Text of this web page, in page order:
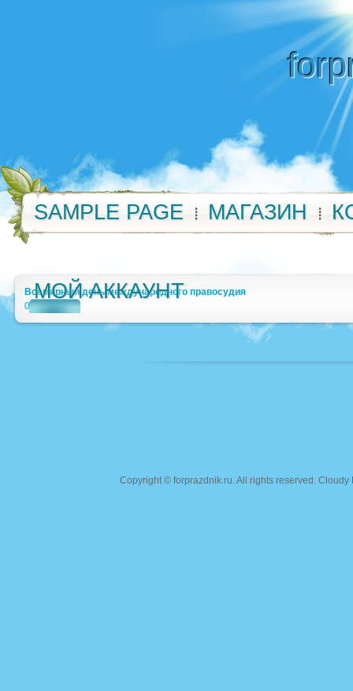
SAMPLE PAGE МАГАЗИН
МОЙ АККАУНТ
Всемирный день международного правосудия
0
Copyright © forprazdnik.ru. All rights reserved.